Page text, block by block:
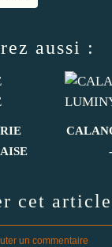
aussi :
cet article
un commentaire